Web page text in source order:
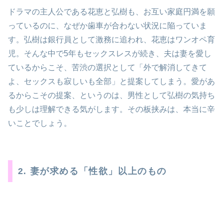
ドラマの主人公である花恵と弘樹も、お互い家庭円満を願
っているのに、なぜか歯車が合わない状況に陥っていま
す。弘樹は銀行員として激務に追われ、花恵はワンオペ育
児。そんな中で5年もセックスレスが続き、夫は妻を愛し
ているからこそ、苦渋の選択として「外で解消してきて
よ、セックスも寂しいも全部」と提案してしまう。愛があ
るからこその提案、というのは、男性として弘樹の気持ち
も少しは理解できる気がします。その板挟みは、本当に辛
いことでしょう。
2. 妻が求める「性欲」以上のもの